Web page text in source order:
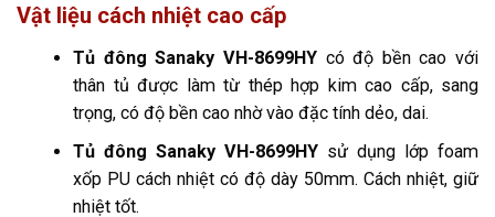
Vật liệu cách nhiệt cao cấp
Tủ đông Sanaky VH-8699HYcó độ bền cao với
thân tủ được làm từ thép hợp kim cao cấp, sang
trọng, có độ bền cao nhờ vào đặc tính dẻo, dai.
Tủ đông Sanaky VH-8699HY sử dụng lớp foam
xốp PU cách nhiệt có độ dày 50mm. Cách nhiệt, giữ
nhiệt tốt.